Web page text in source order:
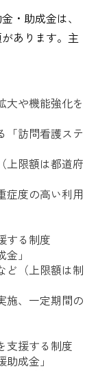
・助成金は、
あります。主
大や機能強化を
「訪問看護ステ
上限額は都道府
症度の高い利用
する制度
」
ど（上限額は制
施、一定期間の
支援する制度
成金」